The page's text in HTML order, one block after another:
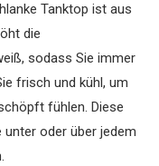
Tanktop ist aus
die
sodass Sie immer
frisch und kühl, um
fühlen. Diese
oder über jedem